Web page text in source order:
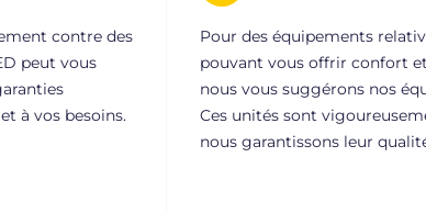
contre des
peut vous
à vos besoins.
Pour des équipements
pouvant vous offrir confort
nous vous suggérons nos
Ces unités sont
nous garantissons leur